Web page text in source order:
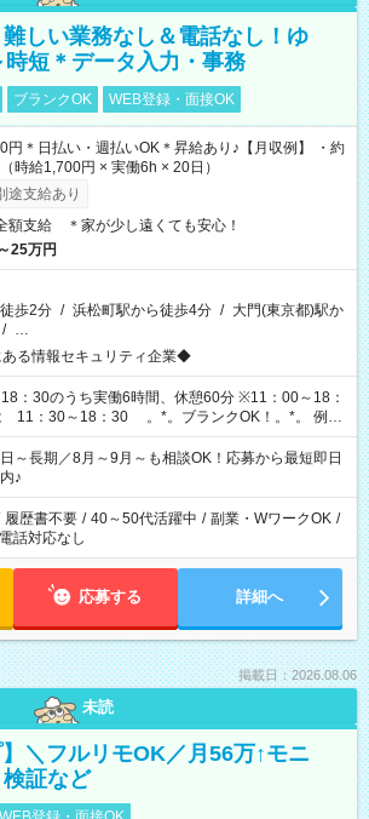
難しい業務なし＆電話なし！ゆ
時短＊データ入力・事務
ブランクOK WEB登録・面接OK
＊日払い・週払いOK＊昇給あり♪【月収例】 ・約
時給1,700円 × 実働6h × 20日）
途支給あり
額支給 ＊家が少し遠くても安心！
25万円
歩2分 / 浜松町駅から徒歩4分 / 大門(東京都)駅か
/ …
る情報セキュリティ企業◆
：30のうち実働6時間、休憩60分 ※11：00～18：
：30 。*。ブランクOK！。*。 例え
宅/財団法人/事務/コールセンター/受付/販売/カフェ
イーツ販売/ホテルフロント/化粧品販売/など 様々な
して活躍されています♪
～長期／8月～9月～も相談OK！応募から最短即日
♪
履歴書不要 / 40～50代活躍中 / 副業・WワークOK /
電話対応なし
応募する 詳細へ
掲載日：2026.08.06
未読
】＼フルリモOK／月56万↑モニ
証など